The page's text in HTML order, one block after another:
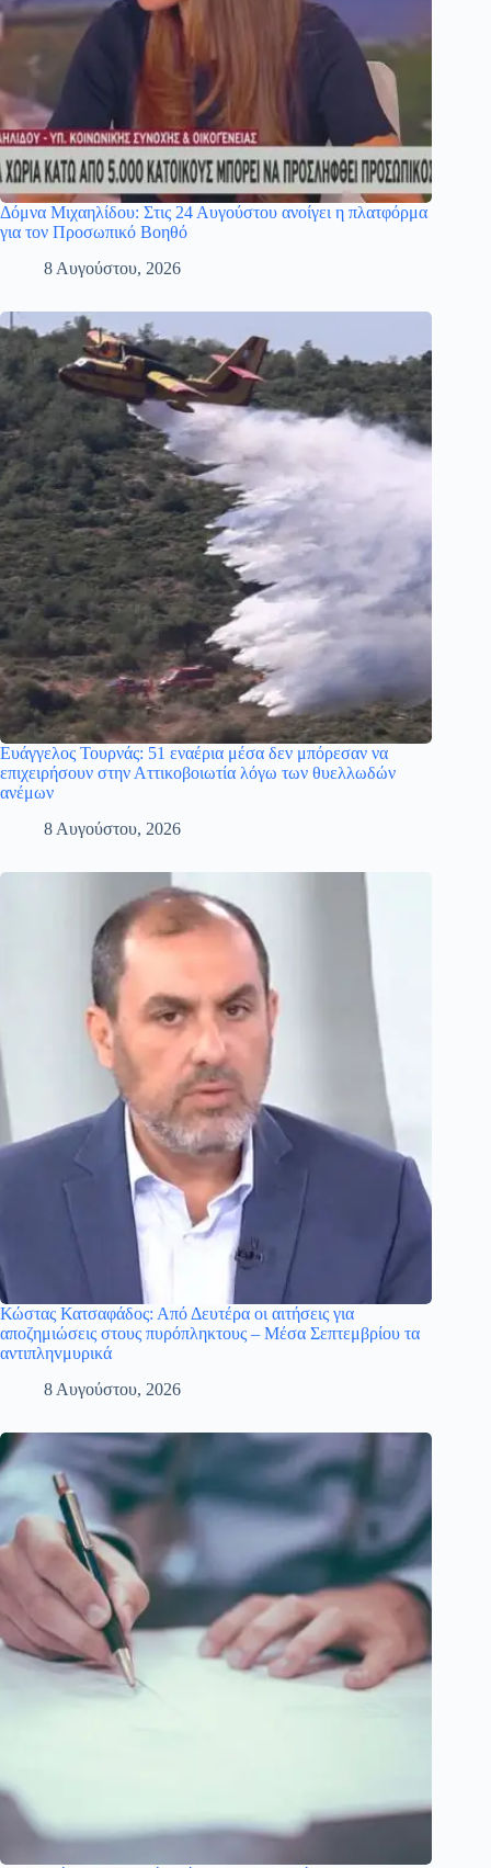
Δόμνα Μιχαηλίδου: Στις 24 Αυγούστου ανοίγει η πλατφόρμα
για τον Προσωπικό Βοηθό
8 Αυγούστου, 2026
Ευάγγελος Τουρνάς: 51 εναέρια μέσα δεν μπόρεσαν να
επιχειρήσουν στην Αττικοβοιωτία λόγω των θυελλωδών
ανέμων
8 Αυγούστου, 2026
Κώστας Κατσαφάδος: Από Δευτέρα οι αιτήσεις για
αποζημιώσεις στους πυρόπληκτους – Μέσα Σεπτεμβρίου τα
αντιπληvμυρικά
8 Αυγούστου, 2026